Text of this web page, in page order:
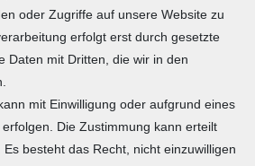
oder Zugriffe auf unsere Website zu
erfolgt erst durch gesetzte
Daten mit Dritten, die wir in den
mit Einwilligung oder aufgrund eines
Die Zustimmung kann erteilt
besteht das Recht, nicht einzuwilligen